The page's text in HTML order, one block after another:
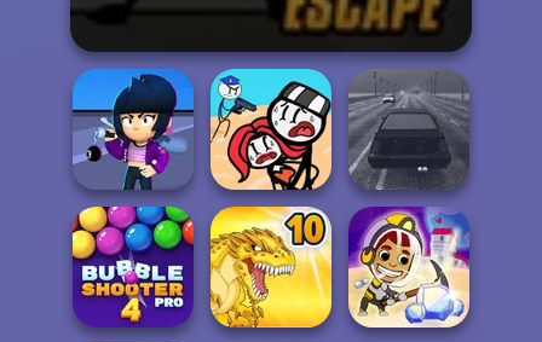
Brawl Stars
Sound
Stickman
Jailbreak Story
Highway Traffic